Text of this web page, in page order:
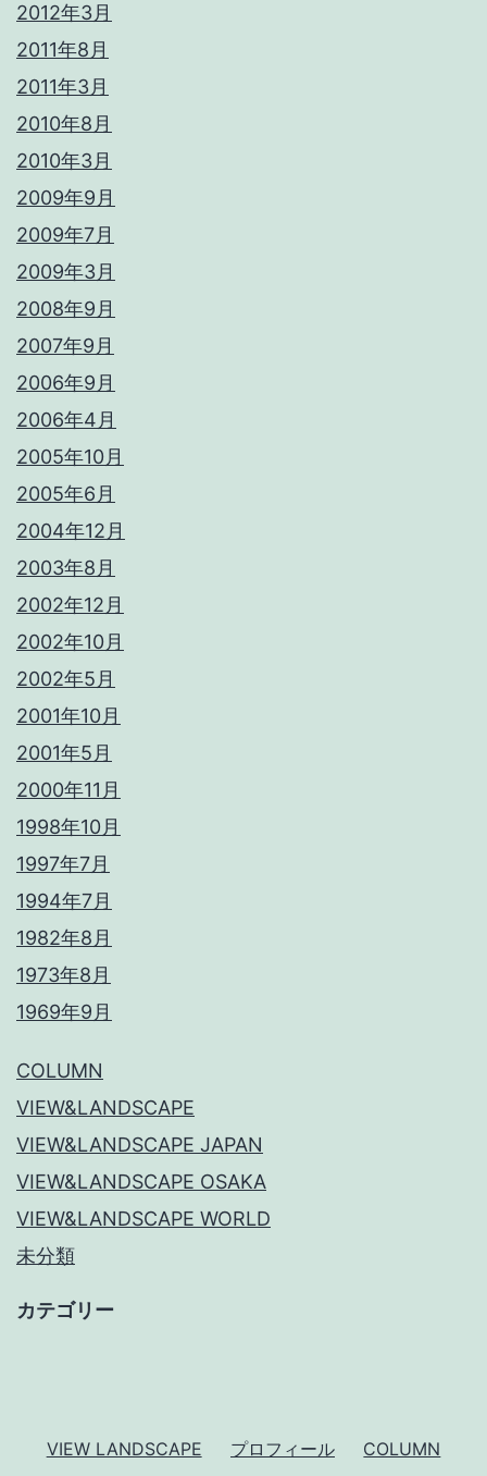
2012年3月
2011年8月
2011年3月
2010年8月
2010年3月
2009年9月
2009年7月
2009年3月
2008年9月
2007年9月
2006年9月
2006年4月
2005年10月
2005年6月
2004年12月
2003年8月
2002年12月
2002年10月
2002年5月
2001年10月
2001年5月
2000年11月
1998年10月
1997年7月
1994年7月
1982年8月
1973年8月
1969年9月
COLUMN
VIEW&LANDSCAPE
VIEW&LANDSCAPE JAPAN
VIEW&LANDSCAPE OSAKA
VIEW&LANDSCAPE WORLD
未分類
カテゴリー
VIEW LANDSCAPE プロフィール COLUMN